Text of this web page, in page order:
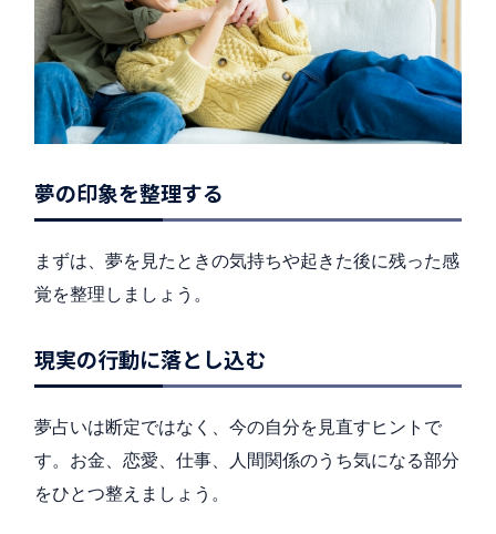
夢の印象を整理する
まずは、夢を見たときの気持ちや起きた後に残った感
覚を整理しましょう。
現実の行動に落とし込む
夢占いは断定ではなく、今の自分を見直すヒントで
す。お金、恋愛、仕事、人間関係のうち気になる部分
をひとつ整えましょう。